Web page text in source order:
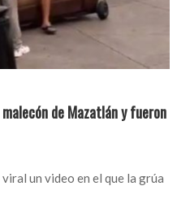
de Mazatlán y fueron
un video en el que la grúa